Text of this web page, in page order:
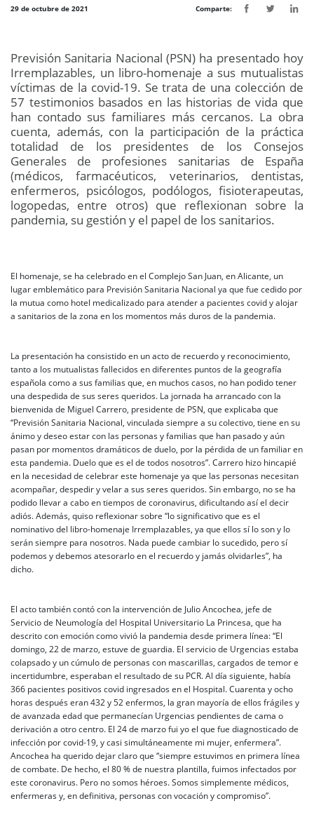
29 de octubre de 2021 Comparte:
Previsión Sanitaria Nacional (PSN) ha presentado hoy
Irremplazables, un libro-homenaje a sus mutualistas
víctimas de la covid-19. Se trata de una colección de
57 testimonios basados en las historias de vida que
han contado sus familiares más cercanos. La obra
cuenta, además, con la participación de la práctica
totalidad de los presidentes de los Consejos
Generales de profesiones sanitarias de España
(médicos, farmacéuticos, veterinarios, dentistas,
enfermeros, psicólogos, podólogos, fisioterapeutas,
logopedas, entre otros) que reflexionan sobre la
pandemia, su gestión y el papel de los sanitarios.
El homenaje, se ha celebrado en el Complejo San Juan, en Alicante, un
lugar emblemático para Previsión Sanitaria Nacional ya que fue cedido por
la mutua como hotel medicalizado para atender a pacientes covid y alojar
a sanitarios de la zona en los momentos más duros de la pandemia.
La presentación ha consistido en un acto de recuerdo y reconocimiento,
tanto a los mutualistas fallecidos en diferentes puntos de la geografía
española como a sus familias que, en muchos casos, no han podido tener
una despedida de sus seres queridos. La jornada ha arrancado con la
bienvenida de Miguel Carrero, presidente de PSN, que explicaba que
“Previsión Sanitaria Nacional, vinculada siempre a su colectivo, tiene en su
ánimo y deseo estar con las personas y familias que han pasado y aún
pasan por momentos dramáticos de duelo, por la pérdida de un familiar en
esta pandemia. Duelo que es el de todos nosotros”. Carrero hizo hincapié
en la necesidad de celebrar este homenaje ya que las personas necesitan
acompañar, despedir y velar a sus seres queridos. Sin embargo, no se ha
podido llevar a cabo en tiempos de coronavirus, dificultando así el decir
adiós. Además, quiso reflexionar sobre “lo significativo que es el
nominativo del libro-homenaje Irremplazables, ya que ellos sí lo son y lo
serán siempre para nosotros. Nada puede cambiar lo sucedido, pero sí
podemos y debemos atesorarlo en el recuerdo y jamás olvidarles”, ha
dicho.
El acto también contó con la intervención de Julio Ancochea, jefe de
Servicio de Neumología del Hospital Universitario La Princesa, que ha
descrito con emoción como vivió la pandemia desde primera línea: “El
domingo, 22 de marzo, estuve de guardia. El servicio de Urgencias estaba
colapsado y un cúmulo de personas con mascarillas, cargados de temor e
incertidumbre, esperaban el resultado de su PCR. Al día siguiente, había
366 pacientes positivos covid ingresados en el Hospital. Cuarenta y ocho
horas después eran 432 y 52 enfermos, la gran mayoría de ellos frágiles y
de avanzada edad que permanecían Urgencias pendientes de cama o
derivación a otro centro. El 24 de marzo fui yo el que fue diagnosticado de
infección por covid-19, y casi simultáneamente mi mujer, enfermera”.
Ancochea ha querido dejar claro que “siempre estuvimos en primera línea
de combate. De hecho, el 80 % de nuestra plantilla, fuimos infectados por
este coronavirus. Pero no somos héroes. Somos simplemente médicos,
enfermeras y, en definitiva, personas con vocación y compromiso”.